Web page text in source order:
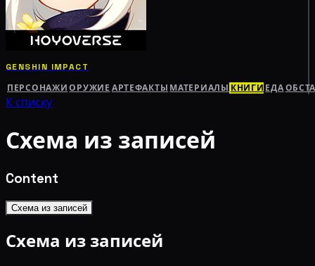
GENSHIN IMPACT
ПЕРСОНАЖИ ОРУЖИЕ АРТЕФАКТЫ МАТЕРИАЛЫ КНИГИ ЕДА
К списку
Схема из записей
Content
Схема из записей
Схема из записей